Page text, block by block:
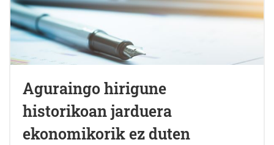
Aguraingo hirigune
historikoan jarduera
ekonomikorik ez duten